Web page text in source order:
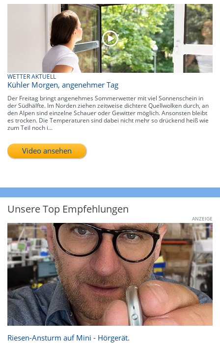
WETTER AKTUELL
Kühler Morgen, angenehmer Tag
Der Freitag bringt angenehmes Sommerwetter mit viel Sonnenschein in
der Südhälfte. Im Norden ziehen zeitweise dichtere Quellwolken durch, an
den Alpen sind einzelne Schauer oder Gewitter möglich. Ansonsten bleibt
es trocken. Die Temperaturen sind dabei nicht mehr so drückend heiß wie
zum Teil noch i...
Video ansehen
Unsere Top Empfehlungen
ANZEIGE
Riesen-Ansturm auf Mini - Hörgerät.